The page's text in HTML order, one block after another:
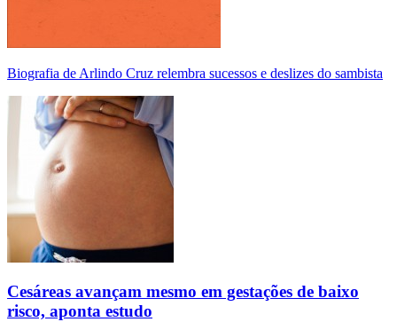
Biografia de Arlindo Cruz relembra sucessos e deslizes do sambista
Cesáreas avançam mesmo em gestações de baixo
risco, aponta estudo